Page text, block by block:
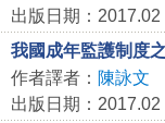
出版日期：2017.02
我國成年監護制度
作者譯者： 陳詠文
出版日期：2017.02